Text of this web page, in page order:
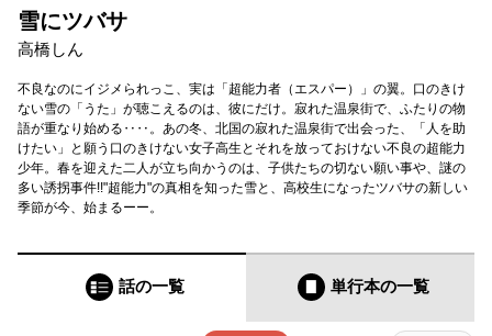
雪にツバサ
高橋しん
不良なのにイジメられっこ、実は「超能力者（エスパー）」の翼。口のきけ
ない雪の「うた」が聴こえるのは、彼にだけ。寂れた温泉街で、ふたりの物
語が重なり始める‥‥。あの冬、北国の寂れた温泉街で出会った、「人を助
けたい」と願う口のきけない女子高生とそれを放っておけない不良の超能力
少年。春を迎えた二人が立ち向かうのは、子供たちの切ない願い事や、謎の
多い誘拐事件!!"超能力"の真相を知った雪と、高校生になったツバサの新しい
季節が今、始まるーー。
話の一覧 単行本の一覧